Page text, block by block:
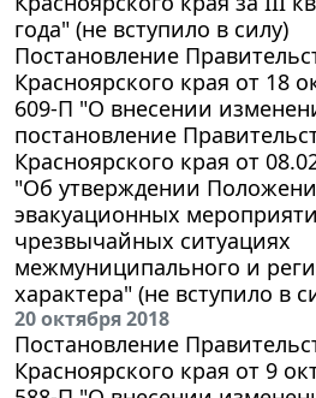
года" (не вступило в силу)
Постановление
Красноярского края от 18
609-П "О внесении
постановление
Красноярского края от
"Об утверждении
эвакуационных
чрезвычайных ситуациях
межмуниципального и
характера" (не вступило в
20 октября 2018
Постановление
Красноярского края от 9